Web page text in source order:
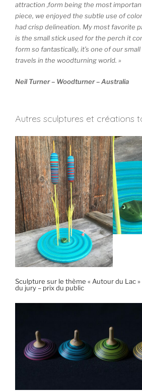
attraction ,form being the most
piece, we enjoyed the subtle use of
had crisp delineation. My most favorite
is the small stick used for the perch it
form so fantastically, it’s one of our
travels in the woodturning world. »
Neil Turner – Woodturner – Australia
Autres sculptures et créations
Sculpture sur le thème « Autour du Lac
du jury – prix du public